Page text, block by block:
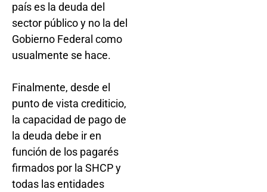
país es la deuda del
sector público y no la del
Gobierno Federal como
usualmente se hace.
Finalmente, desde el
punto de vista crediticio,
la capacidad de pago de
la deuda debe ir en
función de los pagarés
firmados por la SHCP y
todas las entidades